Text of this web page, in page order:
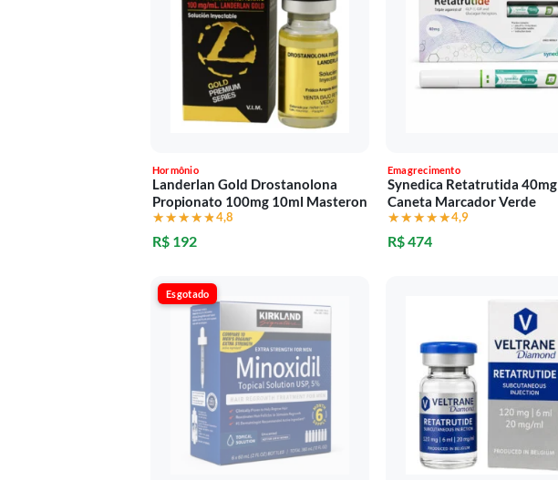
Hormônio
Landerlan Gold Drostanolona
Propionato 100mg 10ml Masteron
★★★★★
★★★★★4,8
R$ 192
Emagrecimento
Synedica Retatrutida 40mg
Caneta Marcador Verde
★★★★★
★★★★★4,9
R$ 474
Esgotado